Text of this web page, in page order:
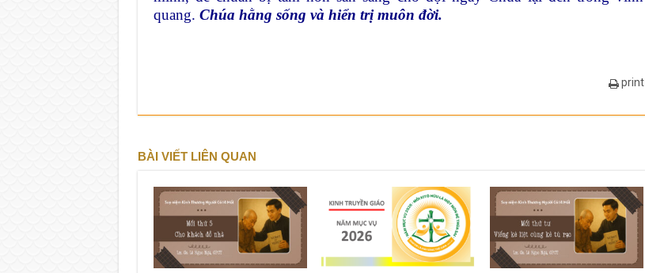
quang. Chúa hằng sống và hiển trị muôn đời.
print
BÀI VIẾT LIÊN QUAN